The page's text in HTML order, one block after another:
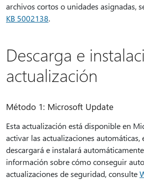
archivos cortos o unidades asignadas,
KB 5002138.
Descarga e
actualización
Método 1: Microsoft Update
Esta actualización está disponible en
activar las actualizaciones automáticas,
descargará e instalará
información sobre cómo conseguir
actualizaciones de seguridad, consulte